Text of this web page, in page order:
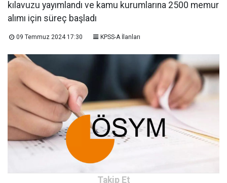
kılavuzu yayımlandı ve kamu kurumlarına 2500 memur
alımı için süreç başladı
09 Temmuz 2024 17:30 KPSS-A İlanları